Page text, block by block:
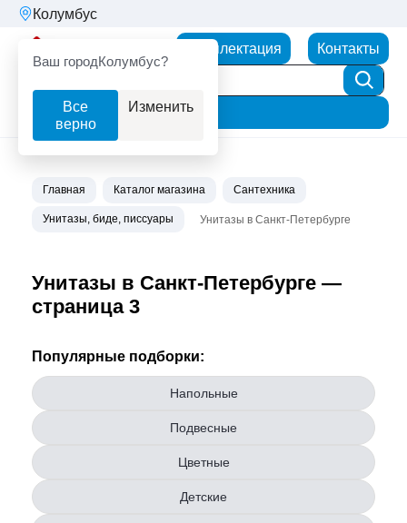
Колумбус
Ваш городКолумбус?
Все
верно
Изменить
Комплектация Контакты
Фильтр
Главная Каталог магазина Сантехника
Унитазы, биде, писсуары Унитазы в Санкт-Петербурге
Унитазы в Санкт-Петербурге —
страница 3
Популярные подборки:
Напольные
Подвесные
Цветные
Детские